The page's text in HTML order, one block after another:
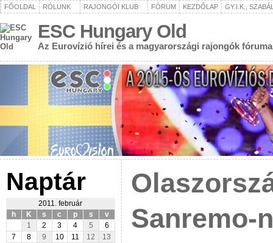
FŐOLDAL RÓLUNK RAJONGÓI KLUB FÓRUM KEZDŐLAP GY.I.K.,
ESC Hungary Old
Az Eurovízió hírei és a magyarországi rajongók fóruma
Naptár
2011. február
h
K s c p s
v
1
2 3 4 5
6
7
8 9 10 11 12
13
Sanremo-